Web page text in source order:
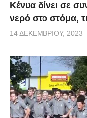
Κένυα δίνει σε
νερό στο στόμα,
14 ΔΕΚΕΜΒΡΊΟΥ, 2023